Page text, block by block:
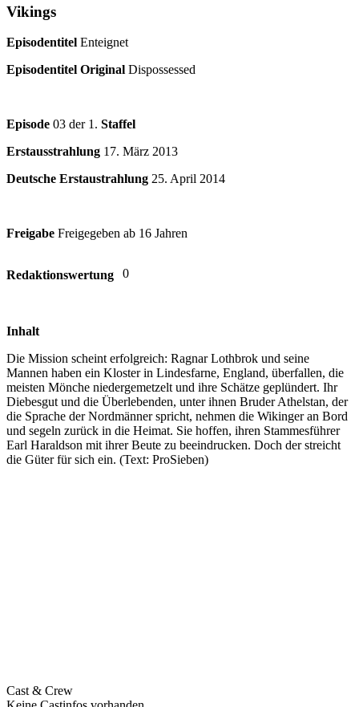
Vikings
Episodentitel Enteignet
Episodentitel Original Dispossessed
Episode 03 der 1. Staffel
Erstausstrahlung 17. März 2013
Deutsche Erstaustrahlung 25. April 2014
Freigabe Freigegeben ab 16 Jahren
Redaktionswertung 0
Inhalt
Die Mission scheint erfolgreich: Ragnar Lothbrok und seine
Mannen haben ein Kloster in Lindesfarne, England, überfallen, die
meisten Mönche niedergemetzelt und ihre Schätze geplündert. Ihr
Diebesgut und die Überlebenden, unter ihnen Bruder Athelstan, der
die Sprache der Nordmänner spricht, nehmen die Wikinger an Bord
und segeln zurück in die Heimat. Sie hoffen, ihren Stammesführer
Earl Haraldson mit ihrer Beute zu beeindrucken. Doch der streicht
die Güter für sich ein. (Text: ProSieben)
Cast & Crew